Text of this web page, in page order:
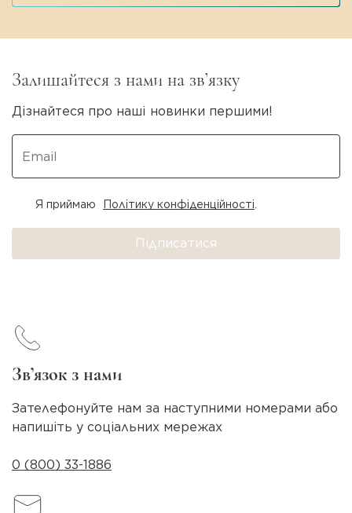
Залишайтеся з нами на зв’язку
Дізнайтеся про наші новинки першими!
Підписатися
Я приймаю Політику конфіденційності.
Зв’язок з нами
Зателефонуйте нам за наступними номерами або
напишіть у соціальних мережах
0 (800) 33-1886